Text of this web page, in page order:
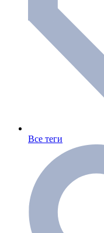
Все теги